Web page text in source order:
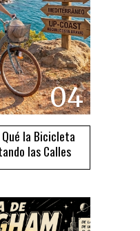
04
la Bicicleta
las Calles